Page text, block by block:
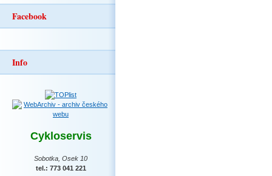
Facebook
Info
Cykloservis
Sobotka, Osek 10
tel.: 773 041 221